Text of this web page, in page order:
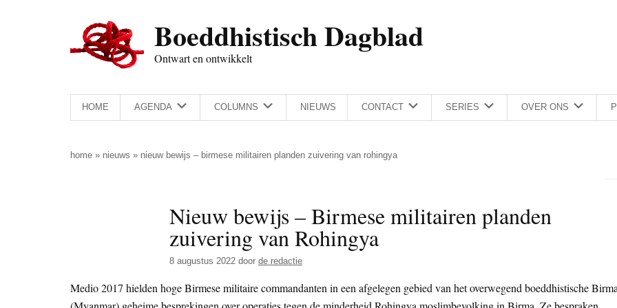
Boeddhistisch Dagblad
Ontwart en ontwikkelt
HOME AGENDA COLUMNS NIEUWS CONTACT SERIES OVER ONS
home » nieuws » nieuw bewijs – birmese militairen planden zuivering van rohingya
Nieuw bewijs – Birmese militairen planden
zuivering van Rohingya
8 augustus 2022 door de redactie
Medio 2017 hielden hoge Birmese militaire commandanten in een afgelegen gebied van het overwegend boeddhistische Birma